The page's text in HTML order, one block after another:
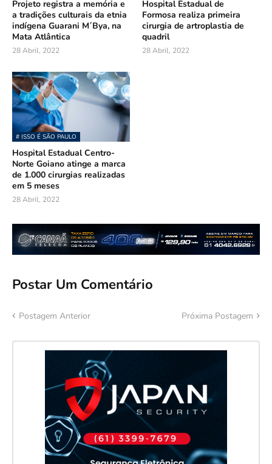
Projeto registra a memória e
a tradições culturais da etnia
indígena Guarani M´Bya, na
Mata Atlântica
28 Abril, 2022
Hospital Estadual de
Formosa realiza primeira
cirurgia de artroplastia de
quadril
28 Abril, 2022
# ISSO É SÃO PAULO
Hospital Estadual Centro-
Norte Goiano atinge a marca
de 1.000 cirurgias realizadas
em 5 meses
28 Abril, 2022
Postar Um Comentário
Postagem Anterior Próxima Postagem